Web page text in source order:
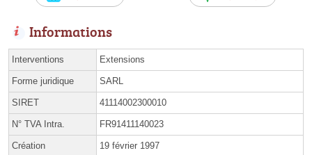
Informations
Interventions Extensions
Forme juridique SARL
SIRET 41114002300010
N° TVA Intra. FR91411140023
Création 19 février 1997